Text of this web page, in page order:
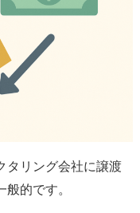
タリング会社に譲渡
的です。